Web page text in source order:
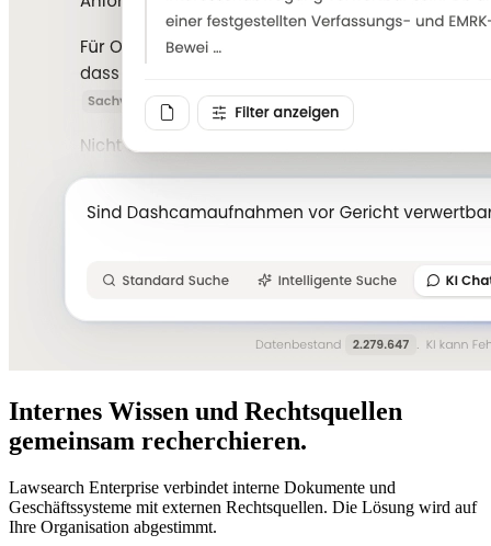
Internes Wissen und Rechtsquellen
gemeinsam recherchieren.
Lawsearch Enterprise verbindet interne Dokumente und
Geschäftssysteme mit externen Rechtsquellen. Die Lösung wird auf
Ihre Organisation abgestimmt.